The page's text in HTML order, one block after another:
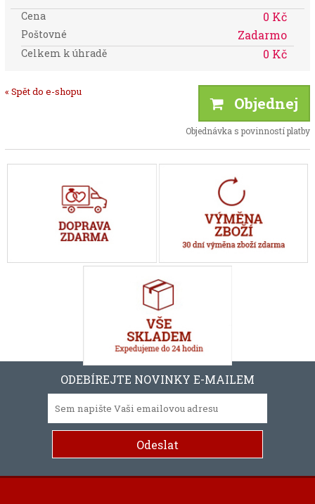
Cena 0 Kč
Poštovné Zadarmo
Celkem k úhradě 0 Kč
« Spět do e-shopu
Objednej
Objednávka s povinností platby
ODEBÍREJTE NOVINKY E-MAILEM